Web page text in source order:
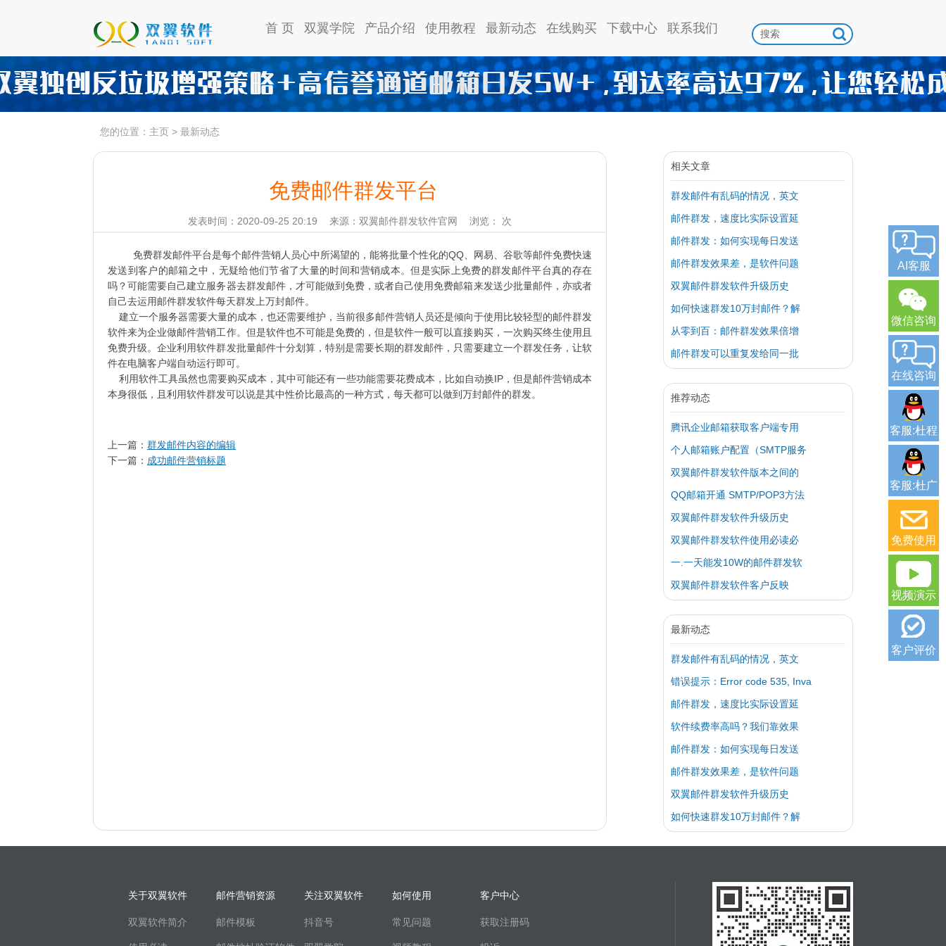
首 页 双翼学院 产品介绍 使用教程 最新动态 在线购买 下载中心 联系我们
您的位置： 主页 > 最新动态
免费邮件群发平台
发表时间：2020-09-25 20:19 来源：双翼邮件群发软件官网 浏览： 次
免费群发邮件平台是每个邮件营销人员心中所渴望的，能将批量个性化的QQ、网易、谷歌等邮件免费快速
发送到客户的邮箱之中，无疑给他们节省了大量的时间和营销成本。但是实际上免费的群发邮件平台真的存在
吗？可能需要自己建立服务器去群发邮件，才可能做到免费，或者自己使用免费邮箱来发送少批量邮件，亦或者
自己去运用邮件群发软件每天群发上万封邮件。
建立一个服务器需要大量的成本，也还需要维护，当前很多邮件营销人员还是倾向于使用比较轻型的邮件群发
软件来为企业做邮件营销工作。但是软件也不可能是免费的，但是软件一般可以直接购买，一次购买终生使用且
免费升级。企业利用软件群发批量邮件十分划算，特别是需要长期的群发邮件，只需要建立一个群发任务，让软
件在电脑客户端自动运行即可。
利用软件工具虽然也需要购买成本，其中可能还有一些功能需要花费成本，比如自动换IP，但是邮件营销成本
本身很低，且利用软件群发可以说是其中性价比最高的一种方式，每天都可以做到万封邮件的群发。
上一篇： 群发邮件内容的编辑
下一篇： 成功邮件营销标题
相关文章
群发邮件有乱码的情况，英文
邮件群发，速度比实际设置延
邮件群发：如何实现每日发送
邮件群发效果差，是软件问题
双翼邮件群发软件升级历史
如何快速群发10万封邮件？解
从零到百：邮件群发效果倍增
邮件群发可以重复发给同一批
推荐动态
腾讯企业邮箱获取客户端专用
个人邮箱账户配置（SMTP服务
双翼邮件群发软件版本之间的
QQ邮箱开通 SMTP/POP3方法
双翼邮件群发软件升级历史
双翼邮件群发软件使用必读必
一.一天能发10W的邮件群发软
双翼邮件群发软件客户反映
最新动态
群发邮件有乱码的情况，英文
错误提示：Error code 535, Inva
邮件群发，速度比实际设置延
软件续费率高吗？我们靠效果
邮件群发：如何实现每日发送
邮件群发效果差，是软件问题
双翼邮件群发软件升级历史
如何快速群发10万封邮件？解
关于双翼软件
双翼软件简介
邮件营销资源
邮件模板
关注双翼软件
抖音号
如何使用
常见问题
客户中心
获取注册码
AI客服
微信咨询
在线咨询
客服:杜程
客服:杜广
免费使用
视频演示
客户评价